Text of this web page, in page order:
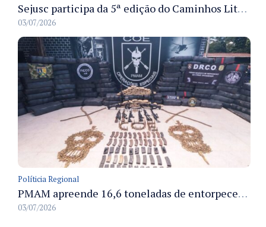
Sejusc participa da 5ª edição do Caminhos Literários com foco na cultura hip-hop nas unidades socioeducativas
03/07/2026
Políticia Regional
PMAM apreende 16,6 toneladas de entorpecentes e registra aumento nas prisões em flagrante e nas capturas de foragidos no primeiro semestre de 2026
03/07/2026